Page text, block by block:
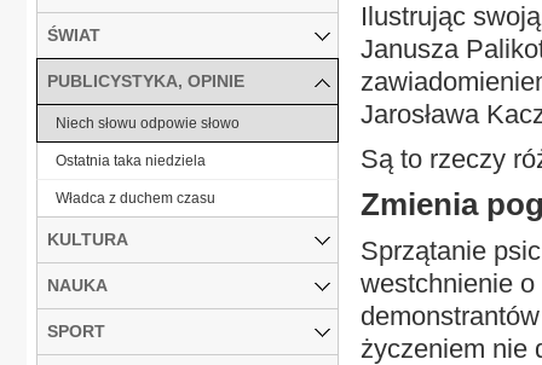
Ilustrując
Janusza
Jarosława
Są to rzeczy
Zmienia
Sprzątanie
westchnienie
życzeniem nie
ŚWIAT
PUBLICYSTYKA, OPINIE
Niech słowu odpowie słowo
Ostatnia taka niedziela
Władca z duchem czasu
KULTURA
NAUKA
SPORT